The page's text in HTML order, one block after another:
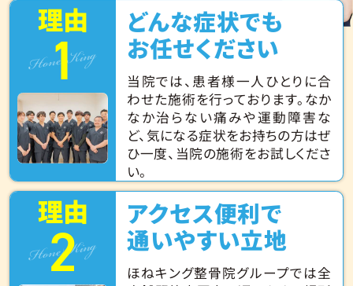
理由
1
Hone King
どんな症状でも
お任せください
当院では、患者様一人ひとりに合
わせた施術を行っております。なか
なか治らない痛みや運動障害な
ど、気になる症状をお持ちの方はぜ
ひ一度、当院の施術をお試しくださ
い。
理由
2
Hone King
アクセス便利で
通いやすい立地
ほねキング整骨院グループでは全